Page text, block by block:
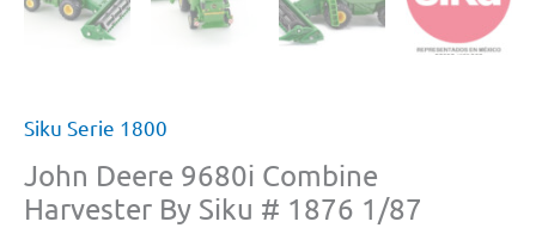
Siku Serie 1800
John Deere 9680i Combine
Harvester By Siku # 1876 1/87